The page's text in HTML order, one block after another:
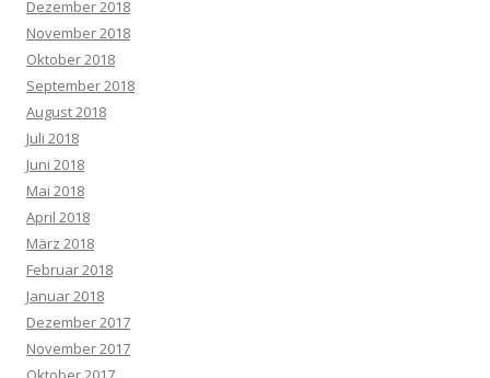
Dezember 2018
November 2018
Oktober 2018
September 2018
August 2018
Juli 2018
Juni 2018
Mai 2018
April 2018
März 2018
Februar 2018
Januar 2018
Dezember 2017
November 2017